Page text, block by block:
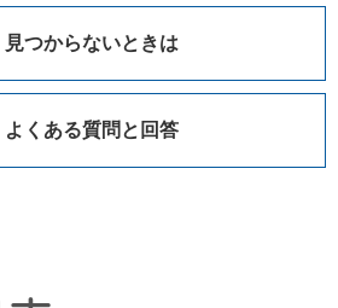
見つからないときは
よくある質問と回答